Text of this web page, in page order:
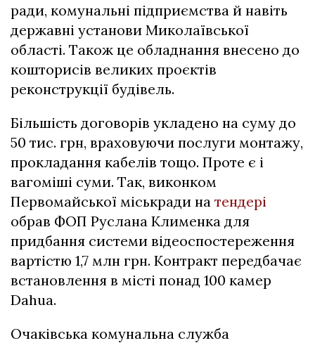
ради, комунальні підприємства й навіть
державні установи Миколаївської
області. Також це обладнання внесено до
кошторисів великих проєктів
реконструкції будівель.
Більшість договорів укладено на суму до
50 тис. грн, враховуючи послуги монтажу,
прокладання кабелів тощо. Проте є і
вагоміші суми. Так, виконком
Первомайської міськради на тендері
обрав ФОП Руслана Клименка для
придбання системи відеоспостереження
вартістю 1,7 млн грн. Контракт передбачає
встановлення в місті понад 100 камер
Dahua.
Очаківська комунальна служба